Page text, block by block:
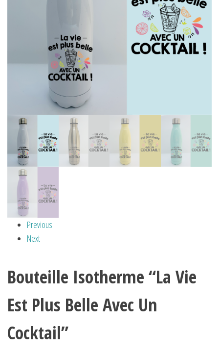
Previous
Next
Bouteille Isotherme “La Vie
Est Plus Belle Avec Un
Cocktail”